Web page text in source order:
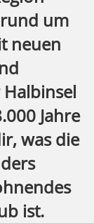
um
neuen
Jahre
was die
ist.